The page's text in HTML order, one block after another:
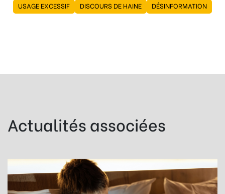
USAGE EXCESSIF DISCOURS DE HAINE DÉSINFORMATION
Actualités associées